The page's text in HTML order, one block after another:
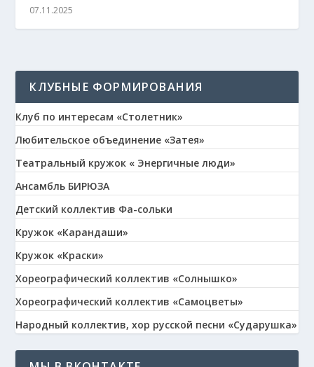
07.11.2025
КЛУБНЫЕ ФОРМИРОВАНИЯ
Клуб по интересам «Столетник»
Любительское объединение «Затея»
Театральный кружок « Энергичные люди»
Ансамбль БИРЮЗА
Детский коллектив Фа-сольки
Кружок «Карандаши»
Кружок «Краски»
Хореографический коллектив «Солнышко»
Хореографический коллектив «Самоцветы»
Народный коллектив, хор русской песни «Сударушка»